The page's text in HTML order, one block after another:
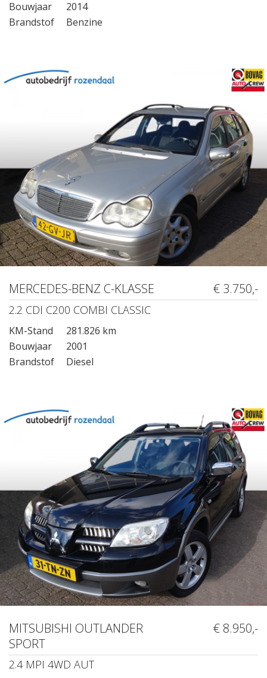
Bouwjaar
2014
Brandstof
Benzine
MERCEDES-BENZ C-KLASSE € 3.750,-
2.2 CDI C200 COMBI CLASSIC
KM-Stand
281.826 km
Bouwjaar
2001
Brandstof
Diesel
MITSUBISHI OUTLANDER
SPORT
€ 8.950,-
2.4 MPI 4WD AUT